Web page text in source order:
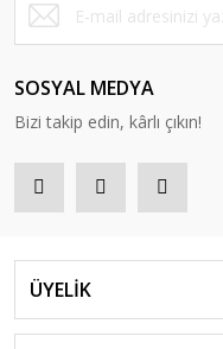
SOSYAL MEDYA
Bizi takip edin, kârlı çıkın!
ÜYELİK